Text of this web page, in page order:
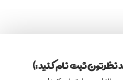
نظرتون ثبت نام کنید :)